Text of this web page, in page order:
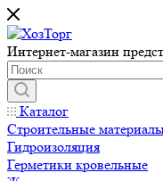
Интернет-магазин
Каталог
Строительные
Гидроизоляция
Герметики кровельные